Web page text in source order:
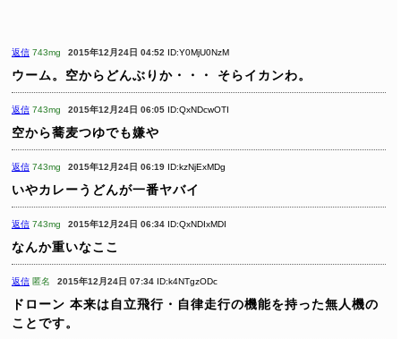
返信 743mg 2015年12月24日 04:52 ID:Y0MjU0NzM
ウーム。空からどんぶりか・・・ そらイカンわ。
返信 743mg 2015年12月24日 06:05 ID:QxNDcwOTI
空から蕎麦つゆでも嫌や
返信 743mg 2015年12月24日 06:19 ID:kzNjExMDg
いやカレーうどんが一番ヤバイ
返信 743mg 2015年12月24日 06:34 ID:QxNDIxMDI
なんか重いなここ
返信 匿名 2015年12月24日 07:34 ID:k4NTgzODc
ドローン 本来は自立飛行・自律走行の機能を持った無人機の
ことです。